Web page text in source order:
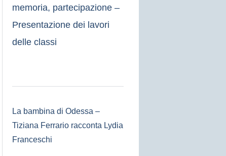
memoria, partecipazione –
Presentazione dei lavori
delle classi
La bambina di Odessa –
Tiziana Ferrario racconta Lydia
Franceschi